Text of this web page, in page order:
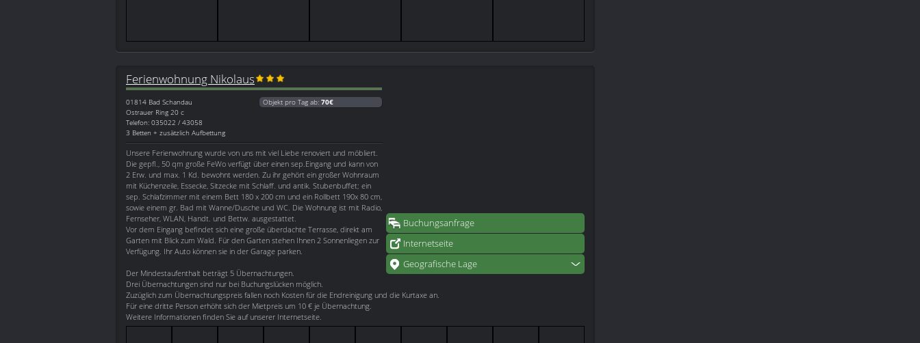
Buchungsanfrage
Internetseite
Geografische Lage
Ferienwohnung Nikolaus
01814 Bad Schandau
Ostrauer Ring 20 c
Telefon: 035022 / 43058
3 Betten + zusätzlich Aufbettung
Objekt pro Tag ab: 70€
Unsere Ferienwohnung wurde von uns mit viel Liebe renoviert und möbliert.
Die gepfl., 50 qm große FeWo verfügt über einen sep.Eingang und kann von
2 Erw. und max. 1 Kd. bewohnt werden. Zu ihr gehört ein großer Wohnraum
mit Küchenzeile, Essecke, Sitzecke mit Schlaff. und antik. Stubenbuffet; ein
sep. Schlafzimmer mit einem Bett 180 x 200 cm und ein Rollbett 190x 80 cm,
sowie einem gr. Bad mit Wanne/Dusche und WC. Die Wohnung ist mit Radio,
Fernseher, WLAN, Handt. und Bettw. ausgestattet.
Vor dem Eingang befindet sich eine große überdachte Terrasse, direkt am
Garten mit Blick zum Wald. Für den Garten stehen Ihnen 2 Sonnenliegen zur
Verfügung. Ihr Auto können sie in der Garage parken.
Der Mindestaufenthalt beträgt 5 Übernachtungen.
Drei Übernachtungen sind nur bei Buchungslücken möglich.
Zuzüglich zum Übernachtungspreis fallen noch Kosten für die Endreinigung und die Kurtaxe an.
Für eine dritte Person erhöht sich der Mietpreis um 10 € je Übernachtung.
Weitere Informationen finden Sie auf unserer Internetseite.